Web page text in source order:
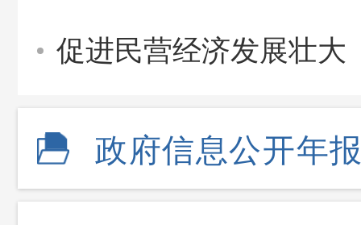
促进民营经济发展壮大
政府信息公开年